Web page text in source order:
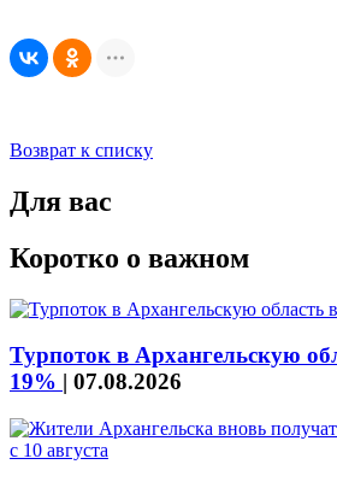
Возврат к списку
Для вас
Коротко о важном
Турпоток в Архангельскую
19% | 07.08.2026